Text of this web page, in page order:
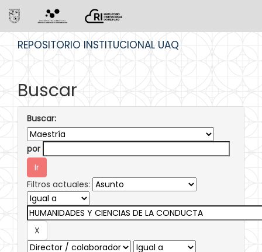
REPOSITORIO INSTITUCIONAL UAQ
Buscar
Buscar:
por
Filtros actuales: